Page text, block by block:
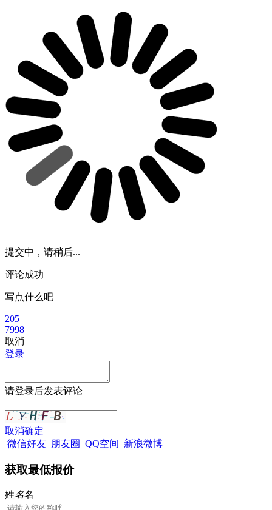
提交中，请稍后...
评论成功
写点什么吧
205
7998
取消
登录
请登录后发表评论
取消确定
微信好友 朋友圈 QQ空间 新浪微博
获取最低报价
姓名名